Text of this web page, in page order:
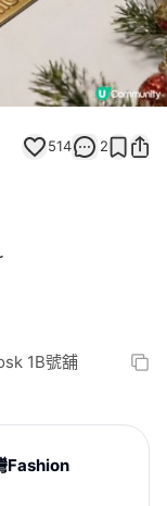
514 2
1B號舖
Fashion